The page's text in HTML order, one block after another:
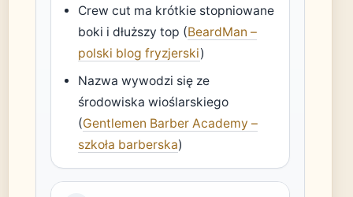
Crew cut ma krótkie stopniowane
boki i dłuższy top (BeardMan –
polski blog fryzjerski)
Nazwa wywodzi się ze
środowiska wioślarskiego
(Gentlemen Barber Academy –
szkoła barberska)